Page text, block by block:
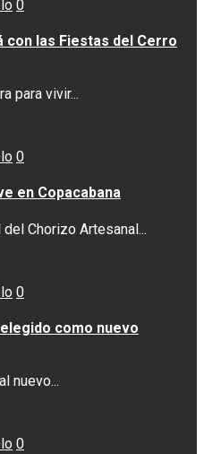
0
con las Fiestas del Cerro
para vivir...
0
en Copacabana
Chorizo Artesanal...
0
como nuevo
nuevo...
0